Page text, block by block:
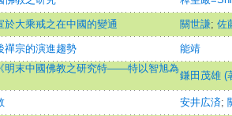
於大乘戒之在中國的變通 關世謙; 佐
禪宗的演進趨勢
能靖
明末中國佛教之研究特——特以智旭為
鎌田茂雄 (
安井広済;